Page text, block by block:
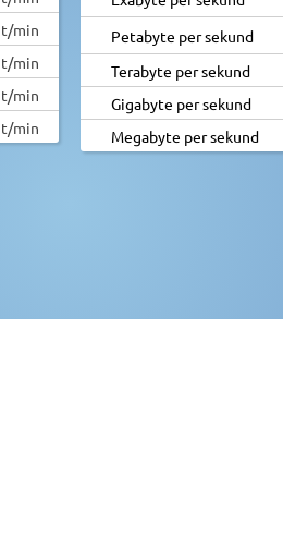
min
min
min
min
Petabyte per sekund
Terabyte per sekund
Gigabyte per sekund
Megabyte per sekund